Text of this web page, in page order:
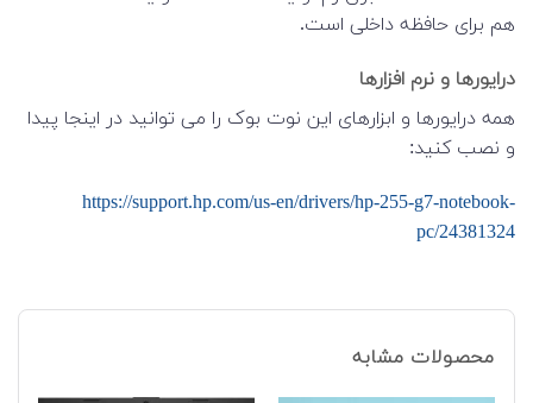
هم برای حافظه داخلی است.
درایورها و نرم افزارها
همه درایورها و ابزارهای این نوت بوک را می توانید در اینجا پیدا
و نصب کنید:
https://support.hp.com/us-en/drivers/hp-255-g7-notebook-
pc/24381324
محصولات مشابه